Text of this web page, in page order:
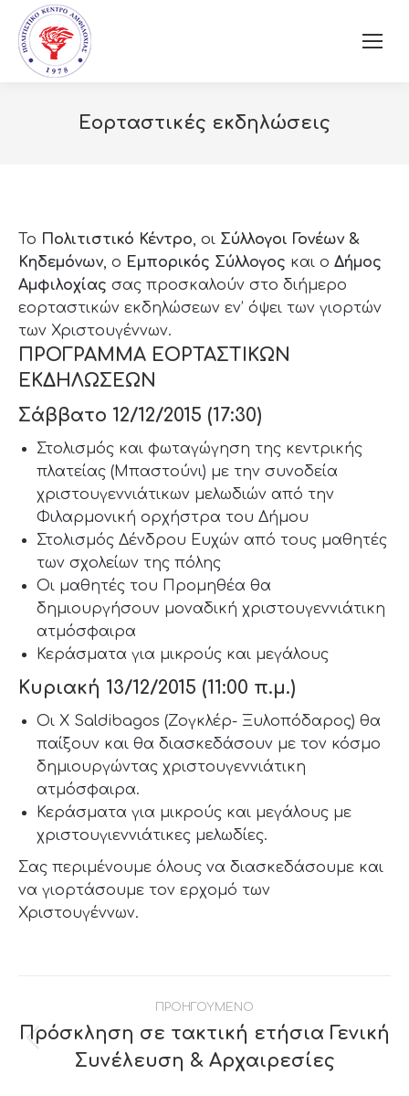
Εορταστικές εκδηλώσεις
Το Πολιτιστικό Κέντρο, οι Σύλλογοι Γονέων &
Κηδεμόνων, ο Εμπορικός Σύλλογος και ο Δήμος
Αμφιλοχίας σας προσκαλούν στο διήμερο
εορταστικών εκδηλώσεων εν’ όψει των γιορτών
των Χριστουγέννων.
ΠΡΟΓΡΑΜΜΑ ΕΟΡΤΑΣΤΙΚΩΝ
ΕΚΔΗΛΩΣΕΩΝ
Σάββατο 12/12/2015 (17:30)
Στολισμός και φωταγώγηση της κεντρικής
πλατείας (Μπαστούνι) με την συνοδεία
χριστουγεννιάτικων μελωδιών από την
Φιλαρμονική ορχήστρα του Δήμου
Στολισμός Δένδρου Ευχών από τους μαθητές
των σχολείων της πόλης
Οι μαθητές του Προμηθέα θα
δημιουργήσουν μοναδική χριστουγεννιάτικη
ατμόσφαιρα
Κεράσματα για μικρούς και μεγάλους
Κυριακή 13/12/2015 (11:00 π.μ.)
Οι X Saldibagos (Ζογκλέρ- Ξυλοπόδαρος) θα
παίξουν και θα διασκεδάσουν με τον κόσμο
δημιουργώντας χριστουγεννιάτικη
ατμόσφαιρα.
Κεράσματα για μικρούς και μεγάλους με
χριστουγιεννιάτικες μελωδίες.
Σας περιμένουμε όλους να διασκεδάσουμε και
να γιορτάσουμε τον ερχομό των
Χριστουγέννων.
navigation
ΠΡΟΗΓΟΥΜΕΝΟ
Previous
post:
Πρόσκληση σε τακτική ετήσια Γενική
Συνέλευση & Αρχαιρεσίες